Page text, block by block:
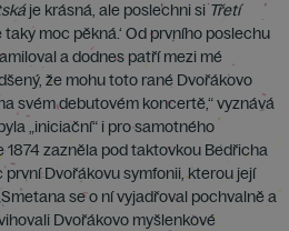
je krásná, ale poslechni siTřetí
moc pěkná.‘ Od prvního poslechu
a dodnes patří mezi mé
že mohu toto rané Dvořákovo
svém debutovém koncertě,“ vyznává
„iniciační“ i pro samotného
1874 zazněla pod taktovkou Bedřicha
Dvořákovu symfonii, kterou její
se o ní vyjadřoval pochvalně a
Dvořákovo myšlenkové